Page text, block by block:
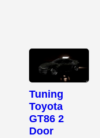
Tuning
Toyota
GT86 2
Door